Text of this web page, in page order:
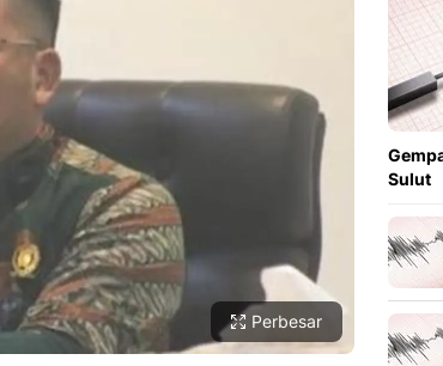
Perbesar
Sulut